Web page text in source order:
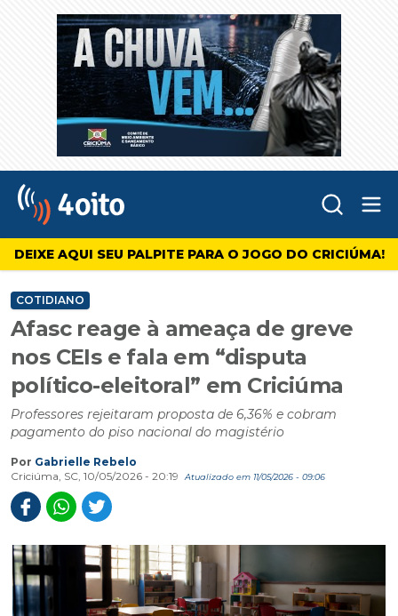
4oito
DEIXE AQUI SEU PALPITE PARA O JOGO DO CRICIÚMA!
COTIDIANO
Afasc reage à ameaça de greve
nos CEIs e fala em “disputa
político-eleitoral” em Criciúma
Professores rejeitaram proposta de 6,36% e cobram
pagamento do piso nacional do magistério
Por Gabrielle Rebelo
Criciúma, SC, 10/05/2026 - 20:19
Atualizado em 11/05/2026 - 09:06